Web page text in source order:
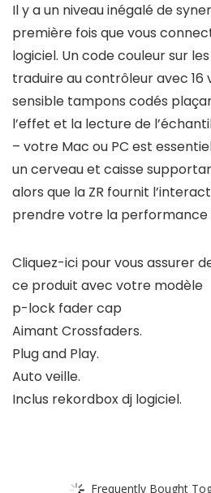
Il y a un niveau inégalé de
première fois que vous
logiciel. Un code couleur sur
traduire au contrôleur avec 16
sensible tampons codés
l’effet et la lecture de
– votre Mac ou PC est
un cerveau et caisse
alors que la ZR fournit
prendre votre la performance
Cliquez-ici pour vous assurer
ce produit avec votre modèle
p-lock fader cap
Aimant Crossfaders.
Plug and Play.
Auto veille.
Inclus rekordbox dj logiciel.
Frequently Bought